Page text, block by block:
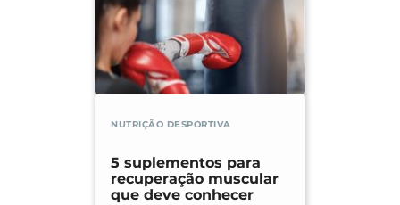
NUTRIÇÃO DESPORTIVA
5 suplementos para
recuperação muscular
que deve conhecer